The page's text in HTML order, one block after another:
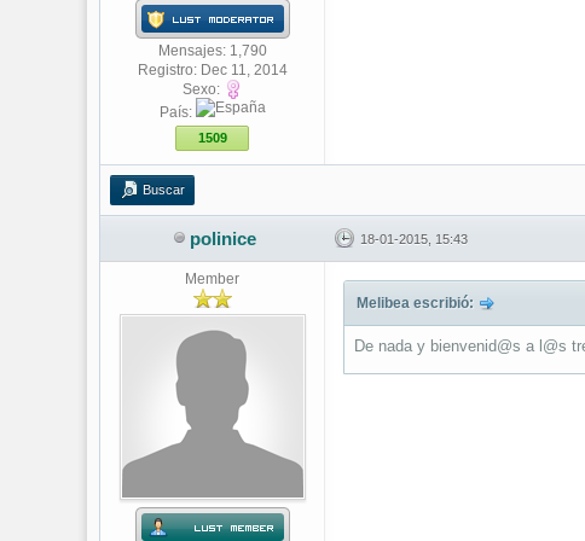
Mensajes: 1,790
Registro: Dec 11, 2014
Sexo:
País:
1509
Buscar
polinice 18-01-2015, 15:43
Member
Melibea escribió:
De nada y bienvenid@s a l@s